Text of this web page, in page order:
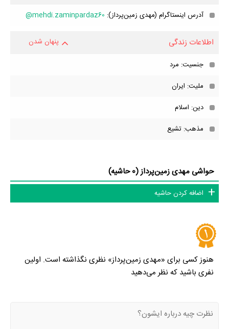
آدرس اینستاگرام (مهدی زمین‌پرداز): mehdi.zaminpardaz60@
اطلاعات زندگی پنهان شدن
جنسیت: مرد
ملیت: ایران
دین: اسلام
مذهب: تشیع
حواشی مهدی زمین‌پرداز (0 حاشیه)
اضافه کردن حاشیه
هنوز کسی برای «مهدی زمین‌پرداز» نظری نگذاشته است. اولین
نفری باشید که نظر می‌دهید